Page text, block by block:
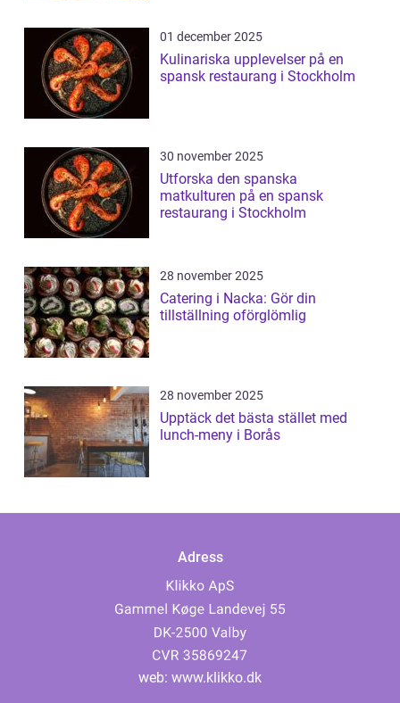
01 december 2025
Kulinariska upplevelser på en
spansk restaurang i Stockholm
30 november 2025
Utforska den spanska
matkulturen på en spansk
restaurang i Stockholm
28 november 2025
Catering i Nacka: Gör din
tillställning oförglömlig
28 november 2025
Upptäck det bästa stället med
lunch-meny i Borås
Adress
web: www.klikko.dk